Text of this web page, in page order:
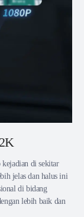
kejadian di sekitar
jelas dan halus ini
di bidang
lebih baik dan